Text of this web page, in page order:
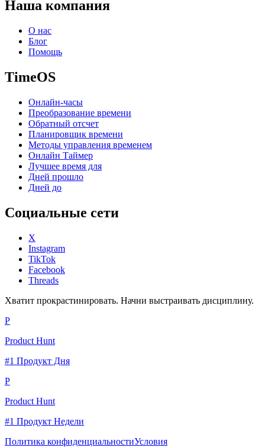
Наша компания
О нас
Блог
Помощь
TimeOS
Онлайн-часы
Преобразование времени
Обратный отсчет
Планировщик времени
Методы управления временем
Онлайн Таймер
Лучшее время для
Дней прошло
Дней до
Социальные сети
X
Instagram
TikTok
Facebook
Threads
Хватит прокрастинировать. Начни выстраивать дисциплину.
P
Product Hunt
#1 Продукт Дня
P
Product Hunt
#1 Продукт Недели
Политика конфиденциальностиУсловия